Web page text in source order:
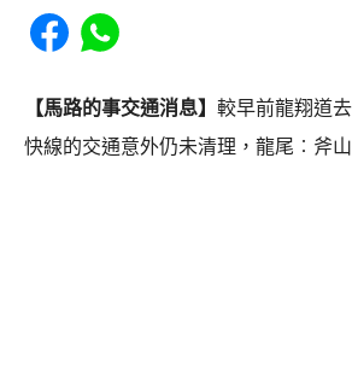
Share to Facebook
Share to WhatsApp
【馬路的事交通消息】 較早前龍翔道
快線的交通意外仍未清理，龍尾︰斧山